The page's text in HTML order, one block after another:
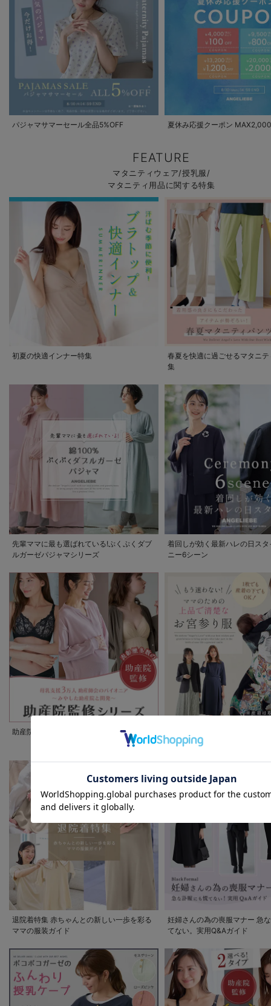
パジャマサマーセール全品5%OFF 夏休み応援クーポン
FEATURE
マタニティウェア/授乳服/
マタニティ用品に関する特集
初夏の快適インナー特集
春夏を快適に過ごせるマタニ
集
先輩ママに最も選ばれている!ぷくぷくダブ
ルガーゼパジャマシリーズ
着回しが効く最新ハレの日ス
ニー6シーン
助産院監修シリーズ
宮参り服
退院着特集 赤ちゃんとの新しい一歩を彩る
ママの服装ガイド
妊婦さんの為の喪服マナー 急
てない。実用Q&Aガイド